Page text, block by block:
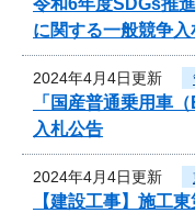
に関する一般競争入
2024年4月4日更新
「国産普通乗用車
入札公告
2024年4月4日更新
【建設工事】施工